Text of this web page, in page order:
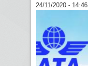
24/11/2020 - 14:46